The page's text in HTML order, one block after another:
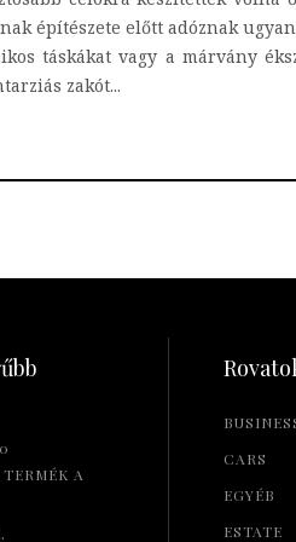
építészete előtt adóznak
táskákat vagy a márvány
zakót...
A
CARS
EGYÉB
ESTATE